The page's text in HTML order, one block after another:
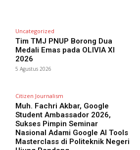
Uncategorized
Tim TMJ PNUP Borong Dua
Medali Emas pada OLIVIA XI
2026
5 Agustus 2026
Citizen Journalism
Muh. Fachri Akbar, Google
Student Ambassador 2026,
Sukses Pimpin Seminar
Nasional Adami Google AI Tools
Masterclass di Politeknik Negeri